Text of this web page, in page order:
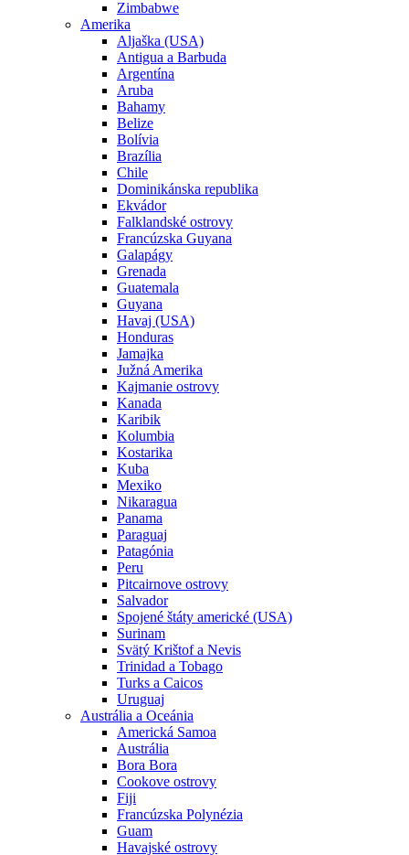
Zimbabwe
Amerika
Aljaška (USA)
Antigua a Barbuda
Argentína
Aruba
Bahamy
Belize
Bolívia
Brazília
Chile
Dominikánska republika
Ekvádor
Falklandské ostrovy
Francúzska Guyana
Galapágy
Grenada
Guatemala
Guyana
Havaj (USA)
Honduras
Jamajka
Južná Amerika
Kajmanie ostrovy
Kanada
Karibik
Kolumbia
Kostarika
Kuba
Mexiko
Nikaragua
Panama
Paraguaj
Patagónia
Peru
Pitcairnove ostrovy
Salvador
Spojené štáty americké (USA)
Surinam
Svätý Krištof a Nevis
Trinidad a Tobago
Turks a Caicos
Uruguaj
Austrália a Oceánia
Americká Samoa
Austrália
Bora Bora
Cookove ostrovy
Fiji
Francúzska Polynézia
Guam
Havajské ostrovy